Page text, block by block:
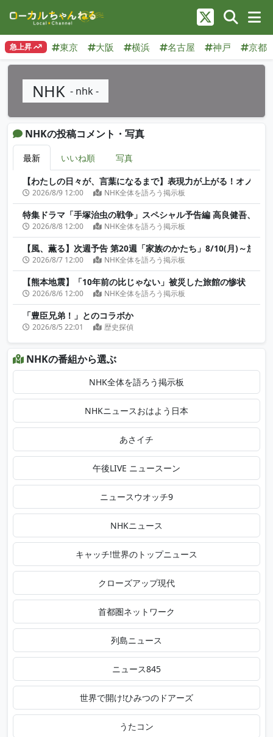
急上昇 東京 大阪 横浜 名古屋 神戸 京都
NHK - nhk -
NHKの投稿コメント・写真
最新 いいね順
写真
【わたしの日々が、言葉になるまで】表現力が上がる！オノマ
2026/8/9 12:00 NHK全体を語ろう掲示板
特集ドラマ「手塚治虫の戦争」スペシャル予告編 高良健吾、
2026/8/8 12:00 NHK全体を語ろう掲示板
【風、薫る】次週予告 第20週「家族のかたち」8/10(月)～放送
2026/8/7 12:00 NHK全体を語ろう掲示板
【熊本地震】「10年前の比じゃない」被災した旅館の惨状【
2026/8/6 12:00 NHK全体を語ろう掲示板
「豊臣兄弟！」とのコラボか
2026/8/5 22:01 歴史探偵
NHKの番組から選ぶ
NHK全体を語ろう掲示板
NHKニュースおはよう日本
あさイチ
午後LIVE ニュースーン
ニュースウオッチ9
NHKニュース
キャッチ!世界のトップニュース
クローズアップ現代
首都圏ネットワーク
列島ニュース
ニュース845
世界で開け!ひみつのドアーズ
うたコン